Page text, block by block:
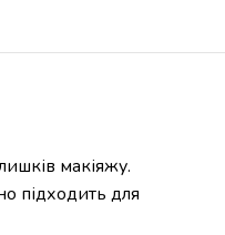
макіяжу.
підходить для